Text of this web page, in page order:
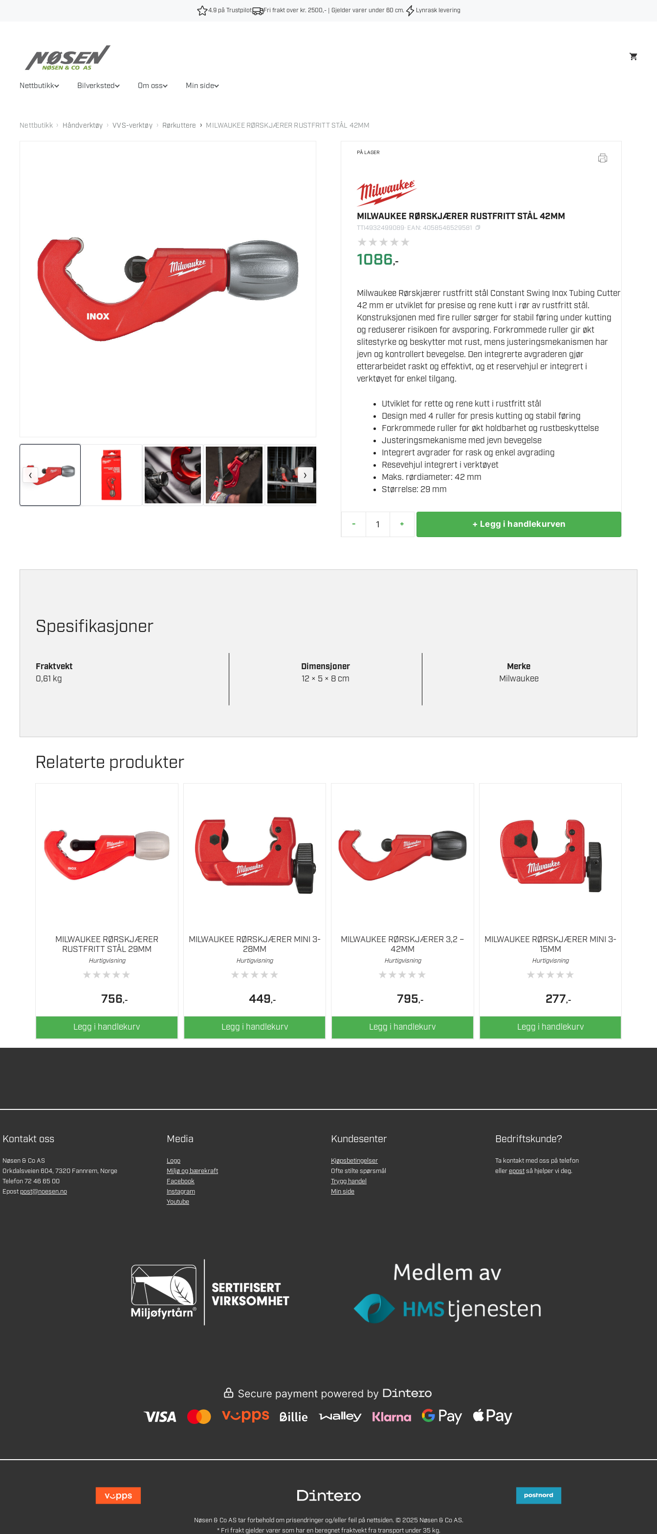
4.9 på Trustpilot Fri frakt over kr. 2500,- | Gjelder varer under 60 cm. Lynrask levering
Nettbutikk Bilverksted Om oss Min side
Nettbutikk › Håndverktøy › VVS-verktøy › Rørkuttere › MILWAUKEE RØRSKJÆRER RUSTFRITT STÅL 42MM
‹ ›
PÅ LAGER
MILWAUKEE RØRSKJÆRER RUSTFRITT STÅL 42MM
TTI4932499089· EAN: 4058546529581
★★★★★
1086,-
Milwaukee Rørskjærer rustfritt stål Constant Swing Inox Tubing Cutter
42 mm er utviklet for presise og rene kutt i rør av rustfritt stål.
Konstruksjonen med fire ruller sørger for stabil føring under kutting
og reduserer risikoen for avsporing. Forkrommede ruller gir økt
slitestyrke og beskytter mot rust, mens justeringsmekanismen har
jevn og kontrollert bevegelse. Den integrerte avgraderen gjør
etterarbeidet raskt og effektivt, og et reservehjul er integrert i
verktøyet for enkel tilgang.
Utviklet for rette og rene kutt i rustfritt stål
Design med 4 ruller for presis kutting og stabil føring
Forkrommede ruller for økt holdbarhet og rustbeskyttelse
Justeringsmekanisme med jevn bevegelse
Integrert avgrader for rask og enkel avgrading
Resevehjul integrert i verktøyet
Maks. rørdiameter: 42 mm
Størrelse: 29 mm
-
MILWAUKEE
+ + Legg i handlekurven
Spesifikasjoner
Fraktvekt
0,61 kg
Dimensjoner
12 × 5 × 8 cm
Merke
Milwaukee
Relaterte produkter
MILWAUKEE RØRSKJÆRER
RUSTFRITT STÅL 29MM
Hurtigvisning
★★★★★
756,-
Legg i handlekurv
MILWAUKEE RØRSKJÆRER MINI 3-
28MM
Hurtigvisning
★★★★★
449,-
Legg i handlekurv
MILWAUKEE RØRSKJÆRER 3,2 –
42MM
Hurtigvisning
★★★★★
795,-
Legg i handlekurv
MILWAUKEE RØRSKJÆRER MINI 3-
15MM
Hurtigvisning
★★★★★
277,-
Legg i handlekurv
Kontakt oss
Nøsen & Co AS
Orkdalsveien 604, 7320 Fannrem, Norge
Telefon 72 46 65 00
Epost post@noesen.no
Media
Logo
Miljø og bærekraft
Facebook
Instagram
Youtube
Kundesenter
Kjøpsbetingelser
Ofte stilte spørsmål
Trygg handel
Min side
Bedriftskunde?
Ta kontakt med oss på telefon
ellerepostså hjelper vi deg.
Nøsen & Co AS tar forbehold om prisendringer og/eller feil på nettsiden. © 2025 Nøsen & Co AS.
* Fri frakt gjelder varer som har en beregnet fraktvekt fra transport under 35 kg.